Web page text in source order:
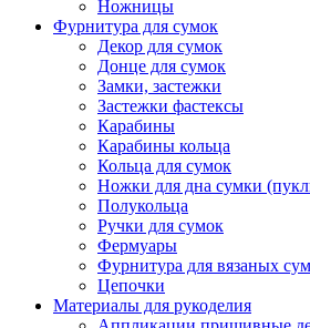
Ножницы
Фурнитура для сумок
Декор для сумок
Донце для сумок
Замки, застежки
Застежки фастексы
Карабины
Карабины кольца
Кольца для сумок
Ножки для дна сумки
Полукольца
Ручки для сумок
Фермуары
Фурнитура для вязаных
Цепочки
Материалы для рукоделия